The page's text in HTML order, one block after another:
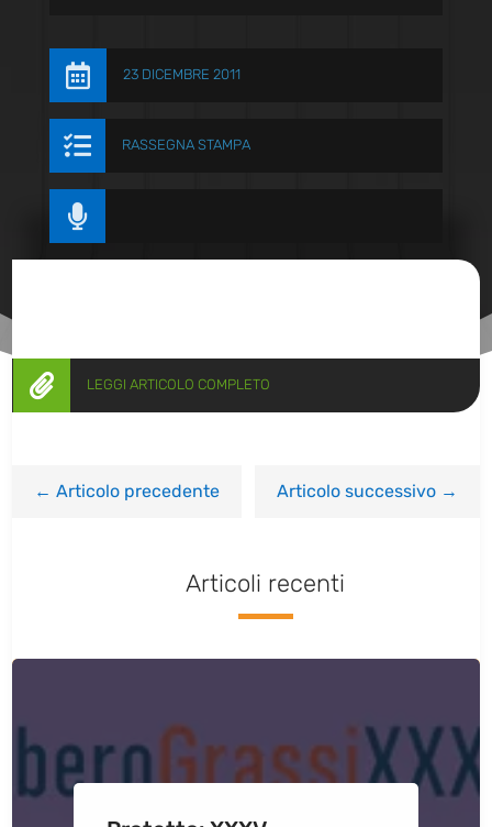
 23 DICEMBRE 2011
 RASSEGNA STAMPA

 LEGGI ARTICOLO COMPLETO
←Articolo precedente Articolo successivo→
Articoli recenti